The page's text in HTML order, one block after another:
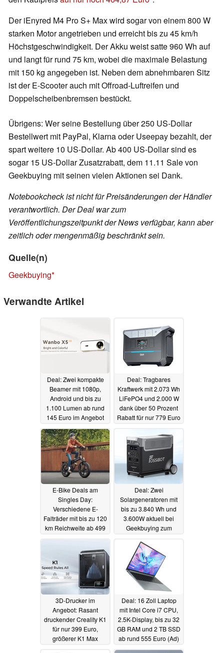
Der iEnyred M4 Pro S+ Max wird sogar von einem 800 W
starken Motor angetrieben und erreicht bis zu 45 km/h
Höchstgeschwindigkeit. Der Akku weist satte 960 Wh auf
und langt für rund 75 km, wobei die maximale Belastung
mit 150 kg angegeben ist. Neben dem abnehmbaren Sitz
ist der E-Scooter auch mit Offroad-Luftreifen und
Doppelscheibenbremsen bestückt.
Übrigens: Wer seine Bestellung über 250 US-Dollar
Bestellwert mit PayPal, Klarna oder Useepay bezahlt, der
spart weitere 10 US-Dollar. Ab 400 US-Dollar sind es
sogar 15 US-Dollar Zusatzrabatt, dem 11.11 Sale von
Geekbuying mit seinen vielen Aktionen sei Dank.
Notebookcheck ist nicht für Preisänderungen der Händler
verantwortlich. Der Deal war zum
Veröffentlichungszeitpunkt der News verfügbar, kann aber
zeitlich oder mengenmäßig beschränkt sein.
Quelle(n)
Geekbuying
Verwandte Artikel
Deal: Zwei kompakte
Beamer mit 1080p,
Android und bis zu
1.100 Lumen ab rund
145 Euro im Angebot
13.11.2023
Deal: Tragbares
Kraftwerk mit 2.073 Wh
LiFePO4 und 2.000 W
dank über 50 Prozent
Rabatt für nur 779 Euro
E-Bike Deals am
Singles Day:
Verschiedene E-
Falträder mit bis zu 120
km Reichweite ab 499
Deal: Zwei
Solargeneratoren mit
bis zu 3.840 Wh und
3.600W aktuell bei
Geekbuying zum
(Ad)10.11.2023
3D-Drucker im
Angebot: Rasant
druckender Creality K1
für nur 399 Euro,
größerer K1 Max
Deal: 16 Zoll Laptop
mit Intel Core i7 CPU,
2.5K-Display, bis zu 32
GB RAM und 2 TB SSD
ab rund 555 Euro (Ad)
07.11.2023